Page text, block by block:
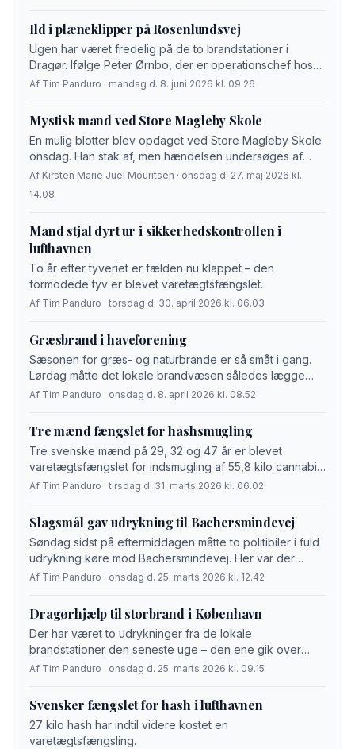
Ild i plæneklipper på Rosenlundsvej
Ugen har været fredelig på de to brandstationer i
Dragør. Ifølge Peter Ørnbo, der er operationschef hos
Hovedstadens Beredskab og områdeleder for
Af Tim Panduro · mandag d. 8. juni 2026 kl. 09.26
Mystisk mand ved Store Magleby Skole
En mulig blotter blev opdaget ved Store Magleby Skole
onsdag. Han stak af, men hændelsen undersøges af
politiet.
Af Kirsten Marie Juel Mouritsen · onsdag d. 27. maj 2026 kl.
14.08
Mand stjal dyrt ur i sikkerhedskontrollen i
lufthavnen
To år efter tyveriet er fælden nu klappet – den
formodede tyv er blevet varetægtsfængslet.
Af Tim Panduro · torsdag d. 30. april 2026 kl. 06.03
Græsbrand i haveforening
Sæsonen for græs- og naturbrande er så småt i gang.
Lørdag måtte det lokale brandvæsen således lægge
vejen omkring Lille Engstien i haveforeningen
bevoksning […]
Af Tim Panduro · onsdag d. 8. april 2026 kl. 08.52
Tre mænd fængslet for hashsmugling
Tre svenske mænd på 29, 32 og 47 år er blevet
varetægtsfængslet for indsmugling af 55,8 kilo cannabis.
Det oplyser Københavns Politi. De tre mænd blev
Af Tim Panduro · tirsdag d. 31. marts 2026 kl. 06.02
Slagsmål gav udrykning til Bachersmindevej
Søndag sidst på eftermiddagen måtte to politibiler i fuld
udrykning køre mod Bachersmindevej. Her var der
ifølge Københavns Politi blevet givet anmeldelse om et
Af Tim Panduro · onsdag d. 25. marts 2026 kl. 12.42
Dragørhjælp til storbrand i København
Der har været to udrykninger fra de lokale
brandstationer den seneste uge – den ene gik over
kommunegrænsen.
Af Tim Panduro · onsdag d. 25. marts 2026 kl. 09.15
Svensker fængslet for hash i lufthavnen
27 kilo hash har indtil videre kostet en
varetægtsfængsling.